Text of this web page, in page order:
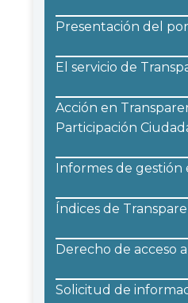
Presentación del
El servicio de
Acción en
Participación
Informes de gestión
Índices de
Derecho de acceso
Solicitud de